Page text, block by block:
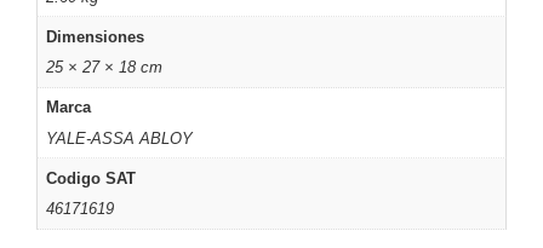
(HDD)Memorias
SD /
Memorias
Micro
SD Servidores
de
Aplicación
de Estado
Dimensiones
25 × 27 × 18 cm
Marca
YALE-ASSA ABLOY
Codigo SAT
46171619